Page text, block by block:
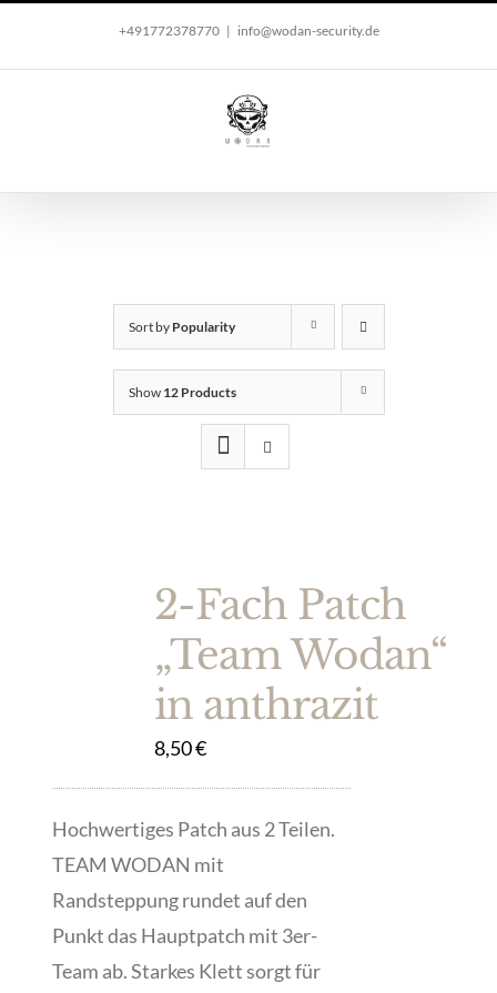
+491772378770 | info@wodan-security.de
Sort by Popularity
Show 12 Products
2-Fach Patch
„Team Wodan“
in anthrazit
8,50€
Hochwertiges Patch aus 2 Teilen.
TEAM WODAN mit
Randsteppung rundet auf den
Punkt das Hauptpatch mit 3er-
Team ab. Starkes Klett sorgt für